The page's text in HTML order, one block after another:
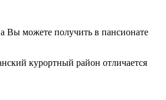
Вы можете получить в пансионате
курортный район отличается